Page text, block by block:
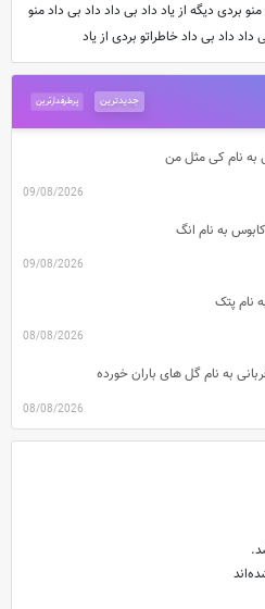
بردی دیگه از یاد داد بی داد داد بی داد منو
داد داد بی داد خاطراتو بردی از یاد
پرطرفدارترین جدیدترین
به نام کی مثل من
09/08/2026
به نام انگ
09/08/2026
نام پتک
08/08/2026
به نام گل های باران خورده
08/08/2026